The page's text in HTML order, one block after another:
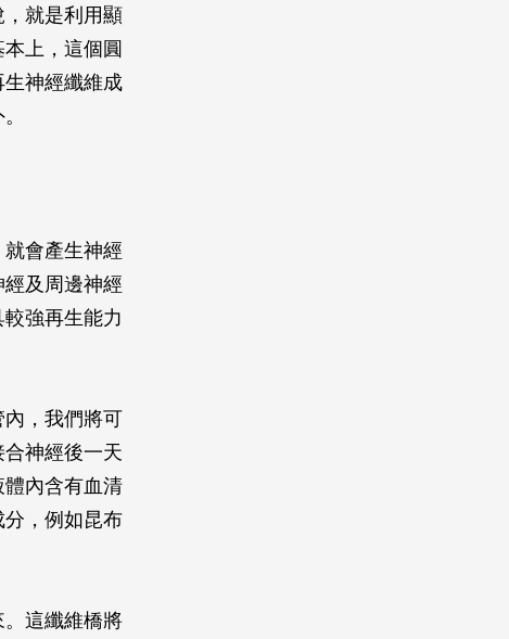
就是利用顯
上，這個圓
神經纖維成
會產生神經
及周邊神經
強再生能力
，我們將可
神經後一天
內含有血清
，例如昆布
這纖維橋將